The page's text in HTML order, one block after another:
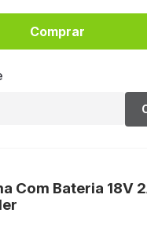
Comprar
Com Bateria 18V